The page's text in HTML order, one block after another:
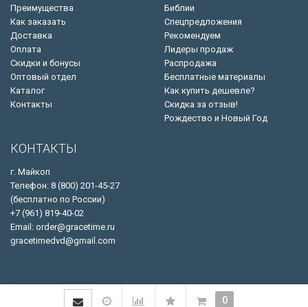
Преимущества
Как заказать
Доставка
Оплата
Скидки и бонусы
Оптовый отдел
Каталог
Контакты
Библии
Спецпредложения
Рекомендуем
Лидеры продаж
Распродажа
Бесплатные материалы
Как купить дешевле?
Скидка за отзыв!
Рождество и Новый Год
КОНТАКТЫ
г. Майкоп
Телефон: 8 (800) 201-45-27
(бесплатно по России)
+7 (961) 819-40-02
Email: order@gracetime.ru
gracetimedvd@gmail.com
0